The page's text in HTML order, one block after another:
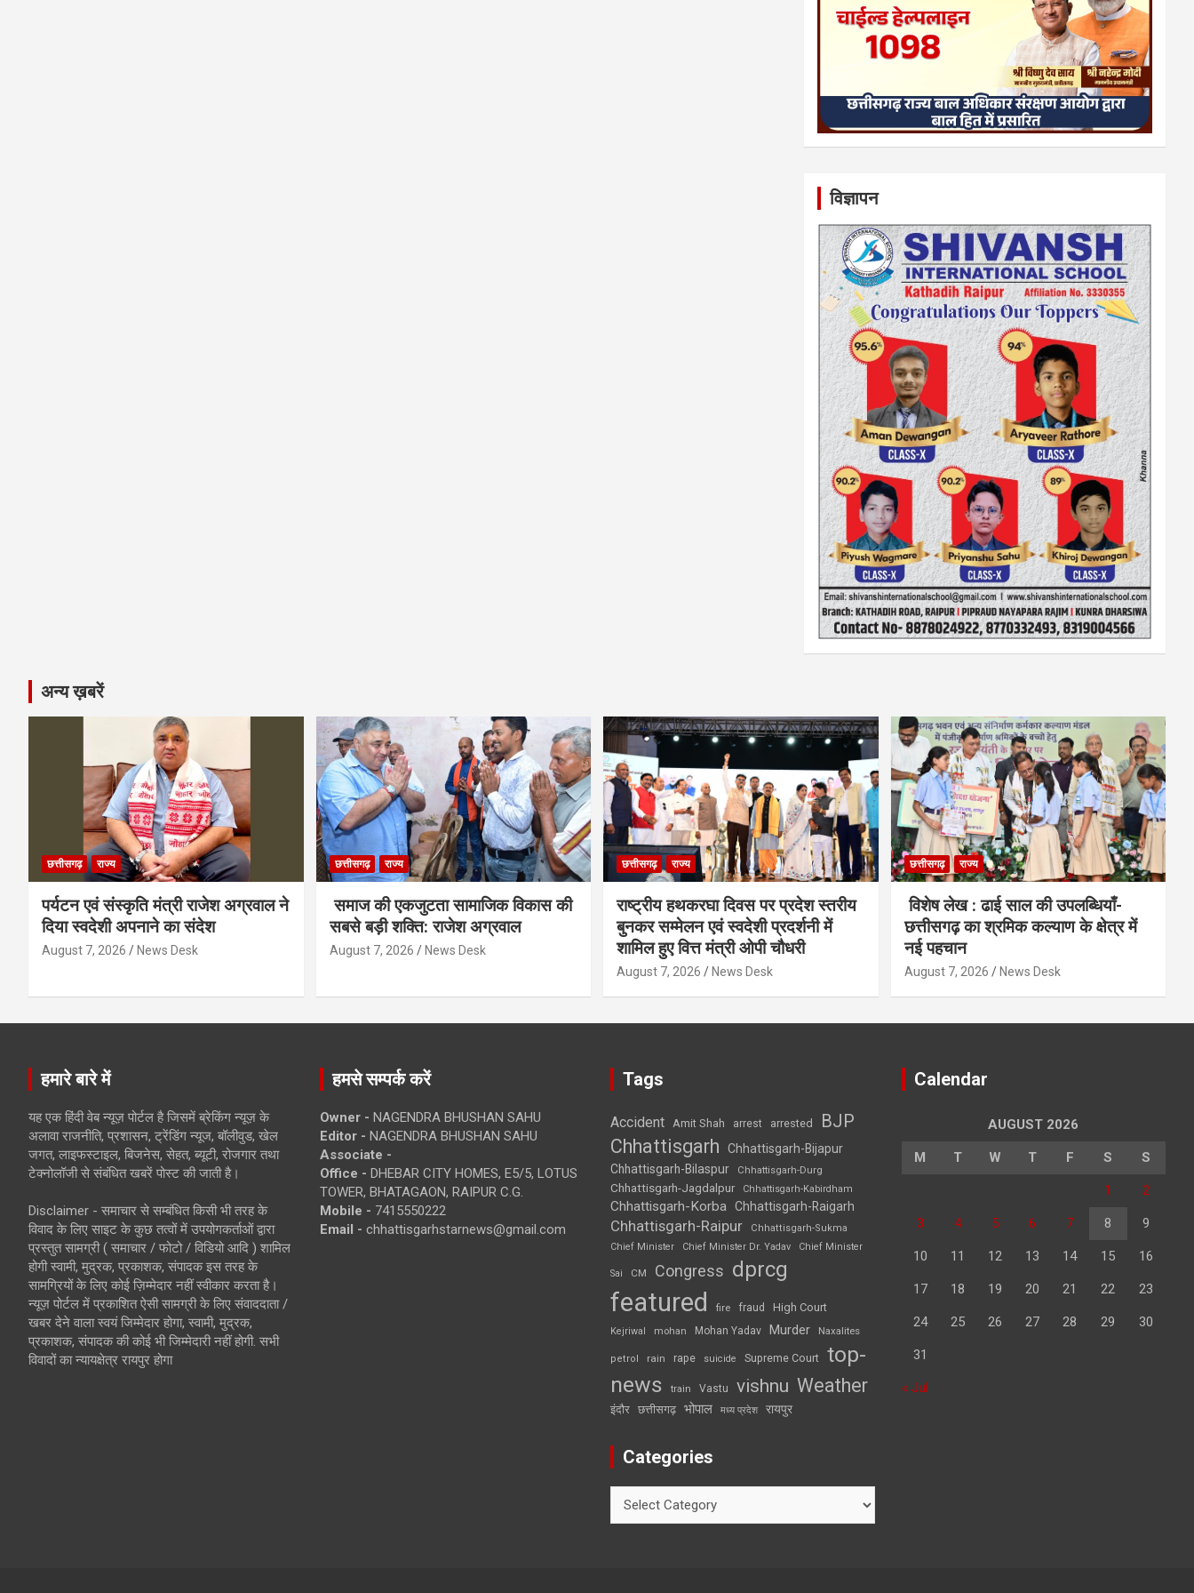
विज्ञापन
अन्य ख़बरें
छत्तीसगढ़ राज्य
पर्यटन एवं संस्कृति मंत्री राजेश अग्रवाल ने
दिया स्वदेशी अपनाने का संदेश
August 7, 2026 News Desk
छत्तीसगढ़ राज्य
समाज की एकजुटता सामाजिक विकास की
सबसे बड़ी शक्ति: राजेश अग्रवाल
August 7, 2026 News Desk
छत्तीसगढ़ राज्य
राष्ट्रीय हथकरघा दिवस पर प्रदेश स्तरीय
बुनकर सम्मेलन एवं स्वदेशी प्रदर्शनी में
शामिल हुए वित्त मंत्री ओपी चौधरी
August 7, 2026 News Desk
छत्तीसगढ़ राज्य
विशेष लेख : ढाई साल की उपलब्धियाँ-
छत्तीसगढ़ का श्रमिक कल्याण के क्षेत्र में
नई पहचान
August 7, 2026 News Desk
हमारे बारे में
यह एक हिंदी वेब न्यूज़ पोर्टल है जिसमें ब्रेकिंग न्यूज़ के
अलावा राजनीति, प्रशासन, ट्रेंडिंग न्यूज, बॉलीवुड, खेल
जगत, लाइफस्टाइल, बिजनेस, सेहत, ब्यूटी, रोजगार तथा
टेक्नोलॉजी से संबंधित खबरें पोस्ट की जाती है।
Disclaimer - समाचार से सम्बंधित किसी भी तरह के
विवाद के लिए साइट के कुछ तत्वों में उपयोगकर्ताओं द्वारा
प्रस्तुत सामग्री ( समाचार / फोटो / विडियो आदि ) शामिल
होगी स्वामी, मुद्रक, प्रकाशक, संपादक इस तरह के
सामग्रियों के लिए कोई ज़िम्मेदार नहीं स्वीकार करता है।
न्यूज़ पोर्टल में प्रकाशित ऐसी सामग्री के लिए संवाददाता /
खबर देने वाला स्वयं जिम्मेदार होगा, स्वामी, मुद्रक,
प्रकाशक, संपादक की कोई भी जिम्मेदारी नहीं होगी. सभी
विवादों का न्यायक्षेत्र रायपुर होगा
हमसे सम्पर्क करें
Owner - NAGENDRA BHUSHAN SAHU
Editor - NAGENDRA BHUSHAN SAHU
Associate -
Office - DHEBAR CITY HOMES, E5/5, LOTUS
TOWER, BHATAGAON, RAIPUR C.G.
Mobile - 7415550222
Email - chhattisgarhstarnews@gmail.com
Tags
Accident Amit Shah arrest arrested BJP
Chhattisgarh
Chhattisgarh-Bijapur
Chhattisgarh-Bilaspur
Chhattisgarh-Durg
Chhattisgarh-Jagdalpur Chhattisgarh-Kabirdham
Chhattisgarh-Korba Chhattisgarh-Raigarh
Chhattisgarh-Raipur
Chhattisgarh-Sukma
Chief Minister
Chief Minister Dr. Yadav Chief Minister
Sai CM Congress dprcg
featured fire fraud High Court
Kejriwal mohan Mohan Yadav Murder Naxalites
petrol rain rape suicide Supreme Court top-
news
train Vastu vishnu Weather
इंदौर छत्तीसगढ़ भोपाल मध्य प्रदेश रायपुर
Categories
Calendar
AUGUST 2026
M T W T F S S
1 2
3 4 5 6 7 8 9
10 11 12 13 14 15 16
17 18 19 20 21 22 23
24 25 26 27 28 29 30
31
« Jul